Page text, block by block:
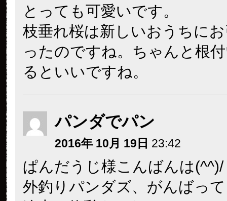
とっても可愛いです。
枝垂れ桜は新しいおうちに
ったのですね。ちゃんと根
るといいですね。
パンダでパン
2016年 10月 19日 23:42
ぱんだうじ様こんばんは(^^)/
外釣りパンダズ、がんばっ